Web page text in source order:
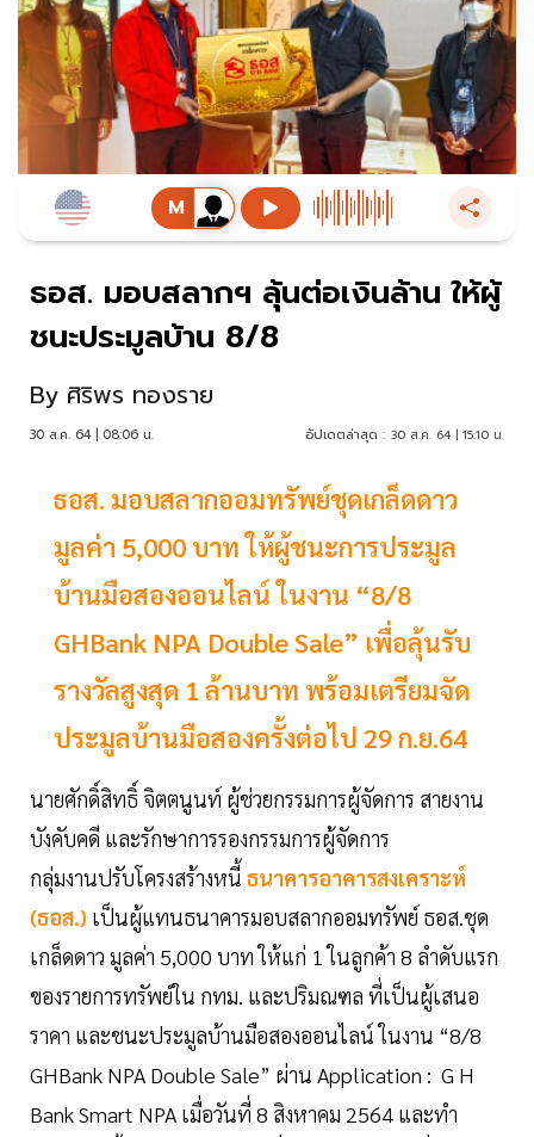
ธอส. มอบสลากฯ ลุ้นต่อเงินล้าน ให้ผู้
ชนะประมูลบ้าน 8/8
By ศิริพร ทองราย
30 ส.ค. 64 | 08:06 น. อัปเดตล่าสุด : 30 ส.ค. 64 | 15:10 น.
ธอส. มอบสลากออมทรัพย์ชุดเกล็ดดาว
มูลค่า 5,000 บาท ให้ผู้ชนะการประมูล
บ้านมือสองออนไลน์ ในงาน “8/8
GHBank NPA Double Sale” เพื่อลุ้นรับ
รางวัลสูงสุด 1 ล้านบาท พร้อมเตรียมจัด
ประมูลบ้านมือสองครั้งต่อไป 29 ก.ย.64
นายศักดิ์สิทธิ์ จิตตนูนท์ ผู้ช่วยกรรมการผู้จัดการ สายงาน
บังคับคดี และรักษาการรองกรรมการผู้จัดการ
กลุ่มงานปรับโครงสร้างหนี้ ธนาคารอาคารสงเคราะห์
(ธอส.) เป็นผู้แทนธนาคารมอบสลากออมทรัพย์ ธอส.ชุด
เกล็ดดาว มูลค่า 5,000 บาท ให้แก่ 1 ในลูกค้า 8 ลำดับแรก
ของรายการทรัพย์ใน กทม. และปริมณฑล ที่เป็นผู้เสนอ
ราคา และชนะประมูลบ้านมือสองออนไลน์ ในงาน “8/8
GHBank NPA Double Sale” ผ่าน Application : G H
Bank Smart NPA เมื่อวันที่ 8 สิงหาคม 2564 และทำ